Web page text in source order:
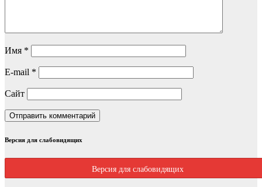
Имя *
E-mail *
Сайт
Версия для слабовидящих
Версия для слабовидящих